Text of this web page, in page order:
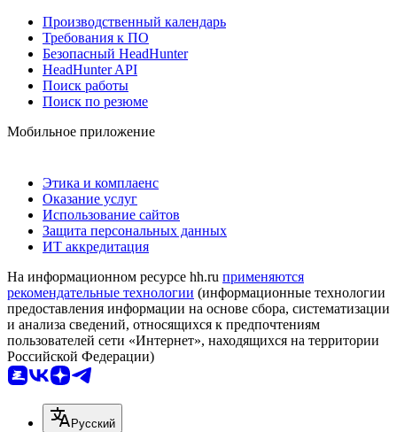
Производственный календарь
Требования к ПО
Безопасный HeadHunter
HeadHunter API
Поиск работы
Поиск по резюме
Мобильное приложение
Этика и комплаенс
Оказание услуг
Использование сайтов
Защита персональных данных
ИТ аккредитация
На информационном ресурсе hh.ru применяются
рекомендательные технологии (информационные технологии
предоставления информации на основе сбора, систематизации
и анализа сведений, относящихся к предпочтениям
пользователей сети «Интернет», находящихся на территории
Российской Федерации)
Русский